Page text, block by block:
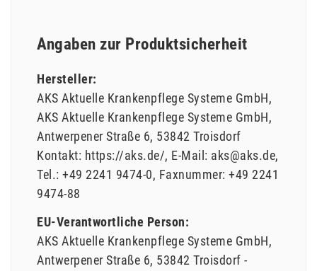
Angaben zur Produktsicherheit
Hersteller:
AKS Aktuelle Krankenpflege Systeme GmbH
AKS Aktuelle Krankenpflege Systeme GmbH
Antwerpener Straße 6 53842 Troisdorf
Kontakt: https://aks.de/ E-Mail: aks@aks.de
Tel.: +49 2241 9474-0 Faxnummer: +49 2241
9474-88
EU-Verantwortliche Person:
AKS Aktuelle Krankenpflege Systeme GmbH
Antwerpener Straße 6 53842 Troisdorf